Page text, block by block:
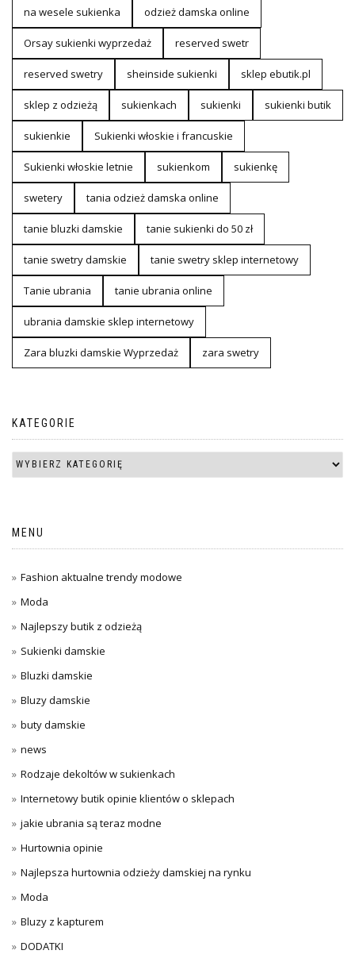
na wesele sukienka odzież damska online
Orsay sukienki wyprzedaż reserved swetr
reserved swetry sheinside sukienki sklep ebutik.pl
sklep z odzieżą sukienkach sukienki sukienki butik
sukienkie Sukienki włoskie i francuskie
Sukienki włoskie letnie sukienkom sukienkę
swetery tania odzież damska online
tanie bluzki damskie tanie sukienki do 50 zł
tanie swetry damskie tanie swetry sklep internetowy
Tanie ubrania tanie ubrania online
ubrania damskie sklep internetowy
Zara bluzki damskie Wyprzedaż zara swetry
KATEGORIE
MENU
Fashion aktualne trendy modowe
Moda
Najlepszy butik z odzieżą
Sukienki damskie
Bluzki damskie
Bluzy damskie
buty damskie
news
Rodzaje dekoltów w sukienkach
Internetowy butik opinie klientów o sklepach
jakie ubrania są teraz modne
Hurtownia opinie
Najlepsza hurtownia odzieży damskiej na rynku
Moda
Bluzy z kapturem
DODATKI